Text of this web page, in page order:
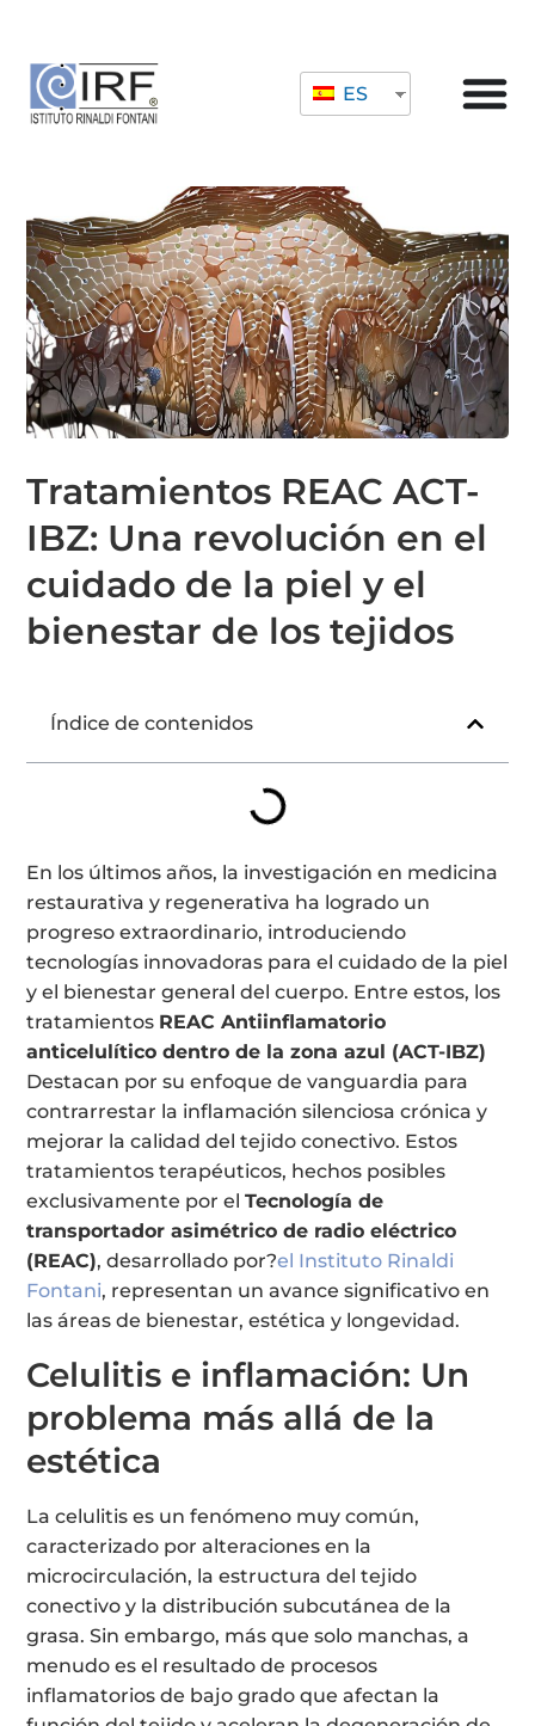
ES
Tratamientos REAC ACT-
IBZ: Una revolución en el
cuidado de la piel y el
bienestar de los tejidos
Índice de contenidos
En los últimos años, la investigación en medicina
restaurativa y regenerativa ha logrado un
progreso extraordinario, introduciendo
tecnologías innovadoras para el cuidado de la piel
y el bienestar general del cuerpo. Entre estos, los
tratamientos REAC Antiinflamatorio
anticelulítico dentro de la zona azul (ACT-IBZ)
Destacan por su enfoque de vanguardia para
contrarrestar la inflamación silenciosa crónica y
mejorar la calidad del tejido conectivo. Estos
tratamientos terapéuticos, hechos posibles
exclusivamente por elTecnología de
transportador asimétrico de radio eléctrico
(REAC), desarrollado por?el Instituto Rinaldi
Fontani, representan un avance significativo en
las áreas de bienestar, estética y longevidad.
Celulitis e inflamación: Un
problema más allá de la
estética
La celulitis es un fenómeno muy común,
caracterizado por alteraciones en la
microcirculación, la estructura del tejido
conectivo y la distribución subcutánea de la
grasa. Sin embargo, más que solo manchas, a
menudo es el resultado de procesos
inflamatorios de bajo grado que afectan la